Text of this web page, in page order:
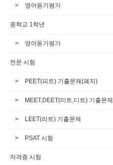
영어듣기평가
중학교 1학년
영어듣기평가
전문 시험
PEET(피트) 기출문제(폐지)
MEET,DEET(미트,디트) 기출문제
LEET(리트) 기출문제
PSAT 시험
자격증 시험